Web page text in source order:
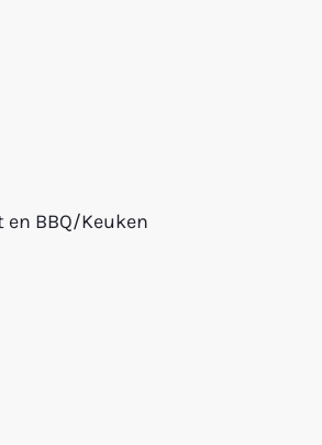
en BBQ/Keuken